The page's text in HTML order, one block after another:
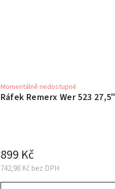
Ráfek Remerx Wer 523 27,5"
Momentálně nedostupné
742,98 Kč bez DPH
899 Kč